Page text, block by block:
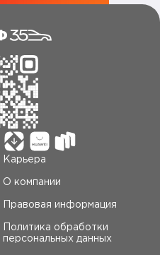
Карьера
О компании
Правовая информация
Политика обработки
персональных данных